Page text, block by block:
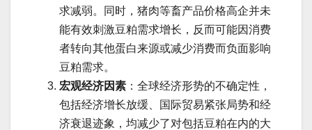
求减弱。同时，猪肉等畜产品价格高企并未
能有效刺激豆粕需求增长，反而可能因消费
者转向其他蛋白来源或减少消费而负面影响
豆粕需求。
宏观经济因素 ：全球经济形势的不确定性，
包括经济增长放缓、国际贸易紧张局势和经
济衰退迹象，均减少了对包括豆粕在内的大